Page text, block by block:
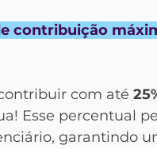
contribuição
com até
Esse percentual
garantindo